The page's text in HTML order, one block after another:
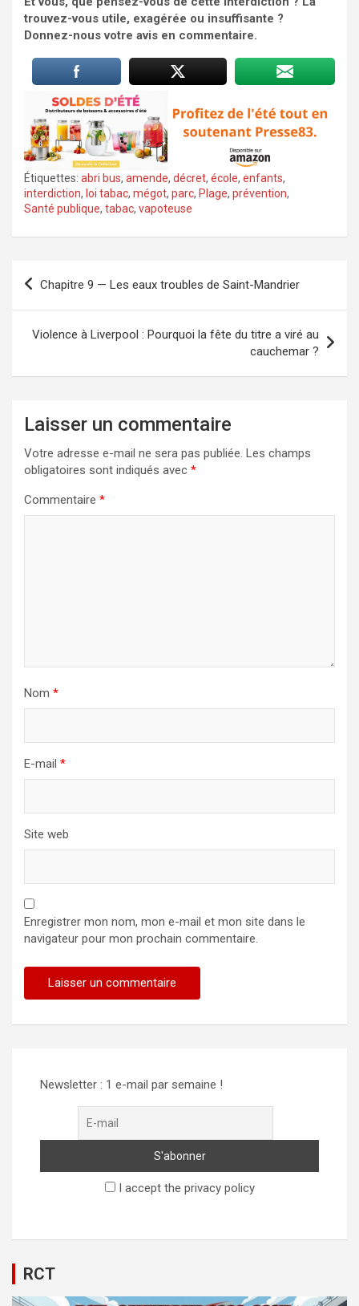
trouvez-vous utile, exagérée ou insuffisante ?
Donnez-nous votre avis en commentaire.
Étiquettes: abri bus, amende, décret, école, enfants,
interdiction, loi tabac, mégot, parc, Plage, prévention,
Santé publique, tabac, vapoteuse
Navigation
Chapitre 9 — Les eaux troubles de Saint-Mandrier
Violence à Liverpool : Pourquoi la fête du titre a viré au
cauchemar ?
Laisser un commentaire
Votre adresse e-mail ne sera pas publiée. Les champs
obligatoires sont indiqués avec *
Commentaire *
Nom *
E-mail *
Site web
Enregistrer mon nom, mon e-mail et mon site dans le
navigateur pour mon prochain commentaire.
Newsletter : 1 e-mail par semaine !
I accept the privacy policy
RCT